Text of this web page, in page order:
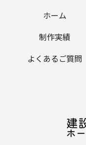
ホーム
制作実績
よくあるご質問